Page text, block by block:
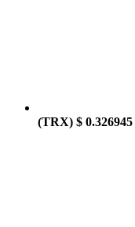
(TRX) $ 0.326945